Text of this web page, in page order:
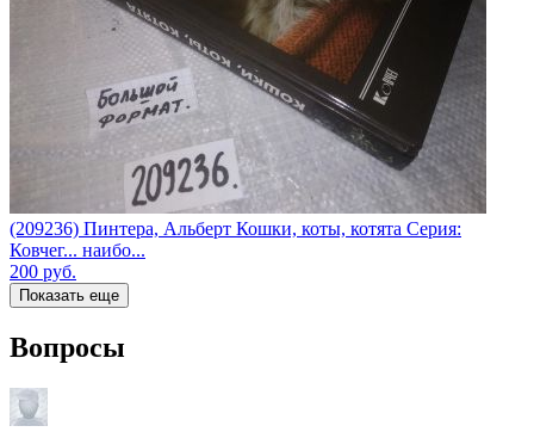
(209236) Пинтера, Альберт Кошки, коты, котята Серия:
Ковчег... наибо...
200 руб.
Показать еще
Вопросы